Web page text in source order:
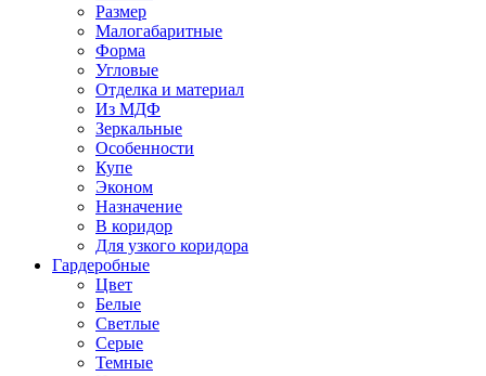
Размер
Малогабаритные
Форма
Угловые
Отделка и материал
Из МДФ
Зеркальные
Особенности
Купе
Эконом
Назначение
В коридор
Для узкого коридора
Гардеробные
Цвет
Белые
Светлые
Серые
Темные